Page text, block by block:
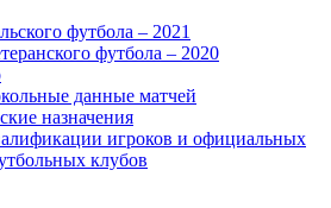
футбола – 2021
футбола – 2020
данные матчей
назначения
игроков и официальных
клубов